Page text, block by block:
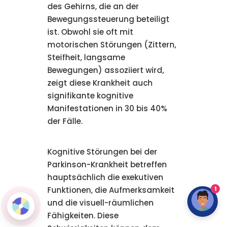
des Gehirns, die an der
Bewegungssteuerung beteiligt
ist. Obwohl sie oft mit
motorischen Störungen (Zittern,
Steifheit, langsame
Bewegungen) assoziiert wird,
zeigt diese Krankheit auch
signifikante kognitive
Manifestationen in 30 bis 40%
der Fälle.
Kognitive Störungen bei der
Parkinson-Krankheit betreffen
hauptsächlich die exekutiven
Funktionen, die Aufmerksamkeit
und die visuell-räumlichen
Fähigkeiten. Diese
1